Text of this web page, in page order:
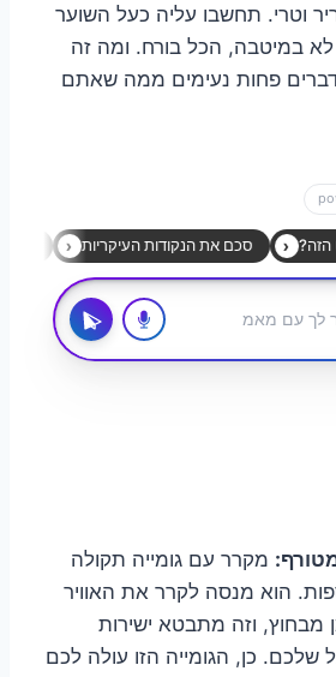
וטרי. תחשבו עליה כעל השוער
במיטבה, הכל בורח. ומה זה
דברים פחות נעימים ממה שאתם
מקרר עם גומייה תקולה
הוא מנסה לקרר את האוויר
מבחוץ, וזה מתבטא ישירות
כן, הגומייה הזו עולה לכם